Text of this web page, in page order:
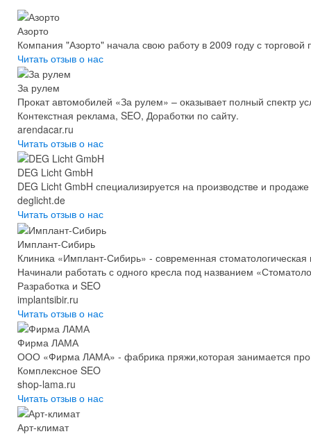
Азорто
Компания "Азорто" начала свою работу в 2009 году с
Читать отзыв о нас
За рулем
Прокат автомобилей «За рулем» – оказывает полный спектр
Контекстная реклама, SEO, Доработки по сайту.
arendacar.ru
Читать отзыв о нас
DEG Licht GmbH
DEG Licht GmbH специализируется на производстве и
deglicht.de
Читать отзыв о нас
Имплант-Сибирь
Клиника «Имплант-Сибирь» - современная
Начинали работать с одного кресла под названием
Разработка и SEO
implantsibir.ru
Читать отзыв о нас
Фирма ЛАМА
ООО «Фирма ЛАМА» - фабрика пряжи,которая занимается
Комплексное SEO
shop-lama.ru
Читать отзыв о нас
Арт-климат